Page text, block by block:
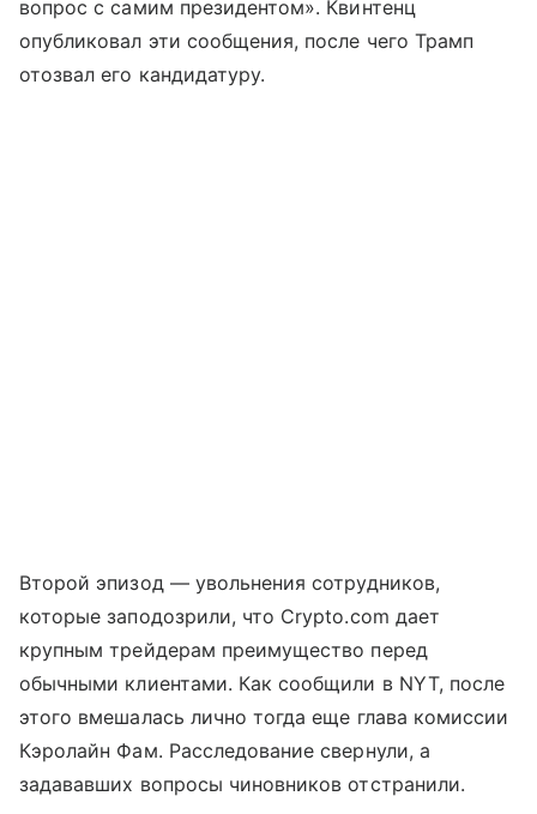
вопрос с самим президентом». Квинтенц
опубликовал эти сообщения, после чего Трамп
отозвал его кандидатуру.
Второй эпизод — увольнения сотрудников,
которые заподозрили, что Crypto.com дает
крупным трейдерам преимущество перед
обычными клиентами. Как сообщили в NYT, после
этого вмешалась лично тогда еще глава комиссии
Кэролайн Фам. Расследование свернули, а
задававших вопросы чиновников отстранили.